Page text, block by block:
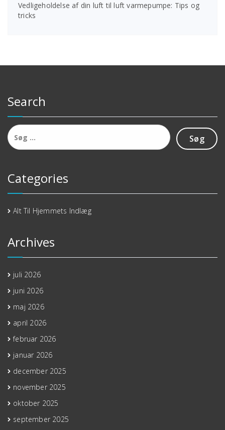
Vedligeholdelse af din luft til luft varmepumpe: Tips og
tricks
Search
Søg
efter:
Categories
Alt Til Hjemmets Indlæg
Archives
juli 2026
juni 2026
maj 2026
april 2026
februar 2026
januar 2026
december 2025
november 2025
oktober 2025
september 2025